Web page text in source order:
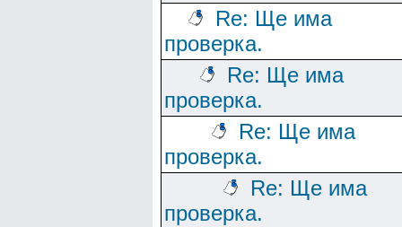
Re: Ще има
проверка.
Re: Ще има
проверка.
Re: Ще има
проверка.
Re: Ще има
проверка.